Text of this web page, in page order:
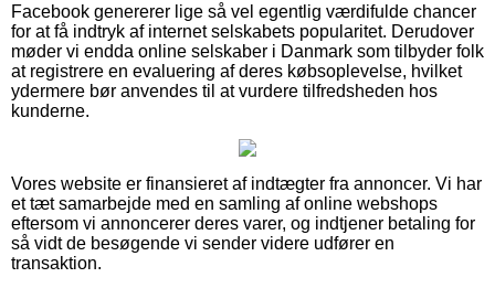
Facebook genererer lige så vel egentlig værdifulde chancer
for at få indtryk af internet selskabets popularitet. Derudover
møder vi endda online selskaber i Danmark som tilbyder folk
at registrere en evaluering af deres købsoplevelse, hvilket
ydermere bør anvendes til at vurdere tilfredsheden hos
kunderne.
Vores website er finansieret af indtægter fra annoncer. Vi har
et tæt samarbejde med en samling af online webshops
eftersom vi annoncerer deres varer, og indtjener betaling for
så vidt de besøgende vi sender videre udfører en
transaktion.